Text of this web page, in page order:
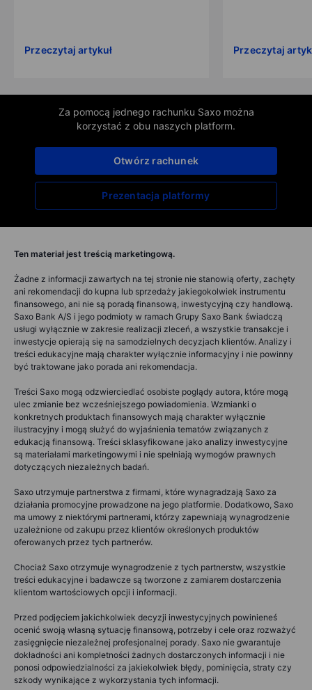
Przeczytaj artykuł Przeczytaj
Za pomocą jednego rachunku Saxo można
korzystać z obu naszych platform.
Prezentacja platformy
Otwórz rachunek
Ten materiał jest treścią marketingową.
Żadne z informacji zawartych na tej stronie nie stanowią oferty, zachęty
ani rekomendacji do kupna lub sprzedaży jakiegokolwiek instrumentu
finansowego, ani nie są poradą finansową, inwestycyjną czy handlową.
Saxo Bank A/S i jego podmioty w ramach Grupy Saxo Bank świadczą
usługi wyłącznie w zakresie realizacji zleceń, a wszystkie transakcje i
inwestycje opierają się na samodzielnych decyzjach klientów. Analizy i
treści edukacyjne mają charakter wyłącznie informacyjny i nie powinny
być traktowane jako porada ani rekomendacja.
Treści Saxo mogą odzwierciedlać osobiste poglądy autora, które mogą
ulec zmianie bez wcześniejszego powiadomienia. Wzmianki o
konkretnych produktach finansowych mają charakter wyłącznie
ilustracyjny i mogą służyć do wyjaśnienia tematów związanych z
edukacją finansową. Treści sklasyfikowane jako analizy inwestycyjne
są materiałami marketingowymi i nie spełniają wymogów prawnych
dotyczących niezależnych badań.
Saxo utrzymuje partnerstwa z firmami, które wynagradzają Saxo za
działania promocyjne prowadzone na jego platformie. Dodatkowo, Saxo
ma umowy z niektórymi partnerami, którzy zapewniają wynagrodzenie
uzależnione od zakupu przez klientów określonych produktów
oferowanych przez tych partnerów.
Chociaż Saxo otrzymuje wynagrodzenie z tych partnerstw, wszystkie
treści edukacyjne i badawcze są tworzone z zamiarem dostarczenia
klientom wartościowych opcji i informacji.
Przed podjęciem jakichkolwiek decyzji inwestycyjnych powinieneś
ocenić swoją własną sytuację finansową, potrzeby i cele oraz rozważyć
zasięgnięcie niezależnej profesjonalnej porady. Saxo nie gwarantuje
dokładności ani kompletności żadnych dostarczonych informacji i nie
ponosi odpowiedzialności za jakiekolwiek błędy, pominięcia, straty czy
szkody wynikające z wykorzystania tych informacji.